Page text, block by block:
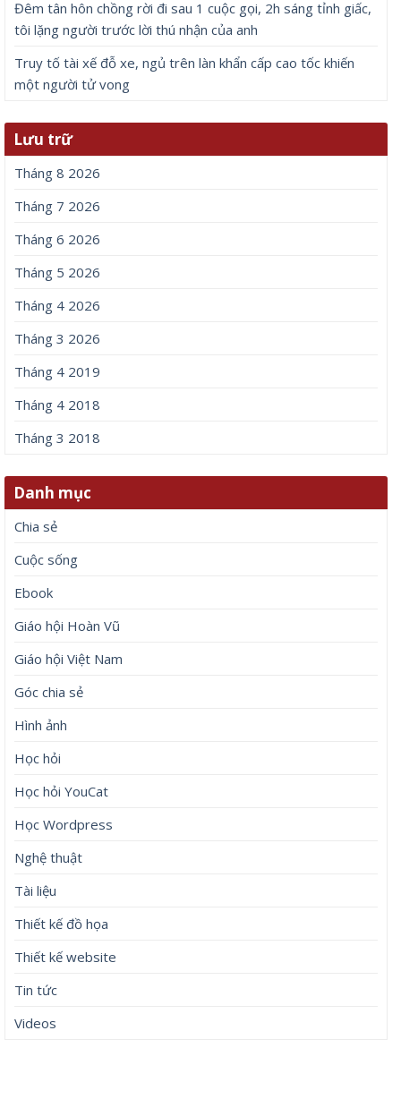
Đêm tân hôn chồng rời đi sau 1 cuộc gọi, 2h sáng tỉnh giấc,
tôi lặng người trước lời thú nhận của anh
Truy tố tài xế đỗ xe, ngủ trên làn khẩn cấp cao tốc khiến
một người tử vong
Lưu trữ
Tháng 8 2026
Tháng 7 2026
Tháng 6 2026
Tháng 5 2026
Tháng 4 2026
Tháng 3 2026
Tháng 4 2019
Tháng 4 2018
Tháng 3 2018
Danh mục
Chia sẻ
Cuộc sống
Ebook
Giáo hội Hoàn Vũ
Giáo hội Việt Nam
Góc chia sẻ
Hình ảnh
Học hỏi
Học hỏi YouCat
Học Wordpress
Nghệ thuật
Tài liệu
Thiết kế đồ họa
Thiết kế website
Tin tức
Videos